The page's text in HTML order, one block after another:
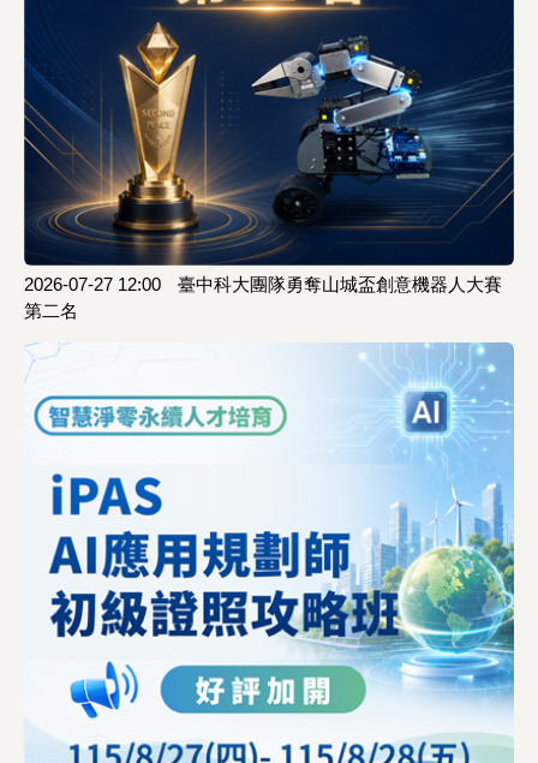
2026-07-27 12:00
臺中科大團隊勇奪山城盃創意機器人大賽
第二名